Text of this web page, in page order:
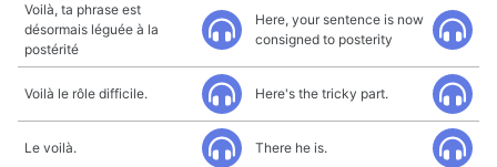
Voilà, ta phrase est
désormais léguée à la
postérité
Here, your sentence is now
consigned to posterity
Voilà le rôle difficile. Here's the tricky part.
Le voilà. There he is.